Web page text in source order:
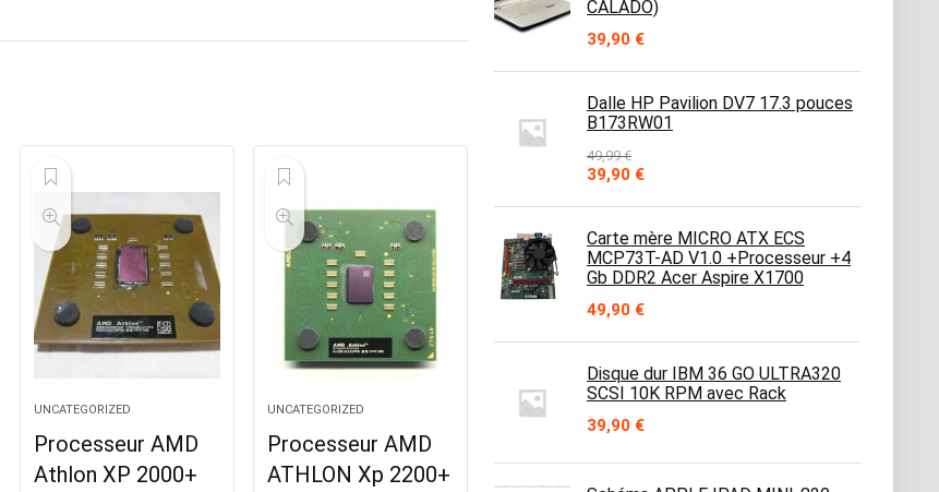
UNCATEGORIZED
Processeur AMD
Athlon XP 2000+
UNCATEGORIZED
Processeur AMD
ATHLON Xp 2200+
CALADO)
39,90 €
Dalle HP Pavilion DV7 17.3 pouces
B173RW01
49,99€
Le
initial
était :
49,99 €.
39,90 €Le
actuel
est :
39,90 €.
Carte mère MICRO ATX ECS
MCP73T-AD V1.0 +Processeur +4
Gb DDR2 Acer Aspire X1700
49,90 €
Disque dur IBM 36 GO ULTRA320
SCSI 10K RPM avec Rack
39,90 €